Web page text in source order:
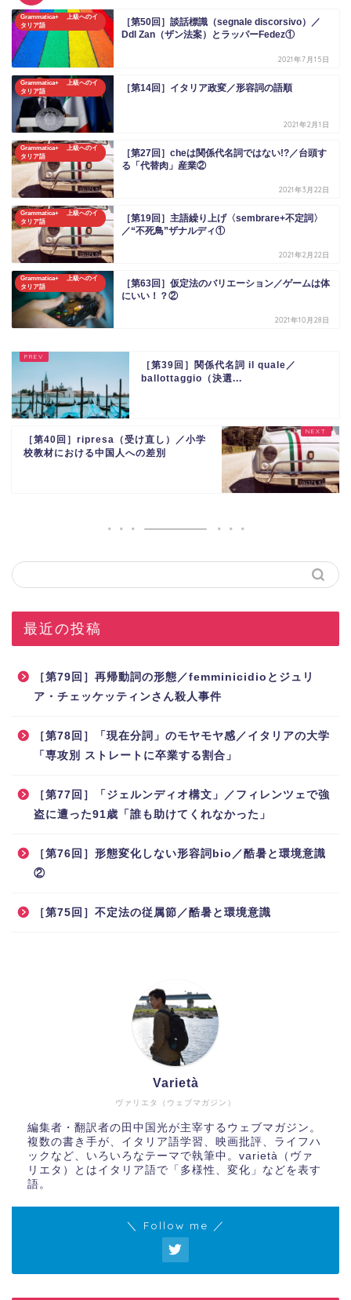
Grammatica+ 上級へのイ
タリア語
［第50回］談話標識（segnale discorsivo）／
Ddl Zan（ザン法案）とラッパーFedez①
2021年7月15日
Grammatica+ 上級へのイ
タリア語
［第14回］イタリア政変／形容詞の語順
2021年2月1日
Grammatica+ 上級へのイ
タリア語
［第27回］cheは関係代名詞ではない!?／台頭す
る「代替肉」産業②
2021年3月22日
Grammatica+ 上級へのイ
タリア語
［第19回］主語繰り上げ〈sembrare+不定詞〉
／“不死鳥”ザナルディ①
2021年2月22日
Grammatica+ 上級へのイ
タリア語
［第63回］仮定法のバリエーション／ゲームは体
にいい！？②
2021年10月28日
［第39回］関係代名詞 il quale／
ballottaggio（決選...
［第40回］ripresa（受け直し）／小学
校教材における中国人への差別
最近の投稿
［第79回］再帰動詞の形態／femminicidioとジュリ
ア・チェッケッティンさん殺人事件
［第78回］「現在分詞」のモヤモヤ感／イタリアの大学
「専攻別 ストレートに卒業する割合」
［第77回］「ジェルンディオ構文」／フィレンツェで強
盗に遭った91歳「誰も助けてくれなかった」
［第76回］形態変化しない形容詞bio／酷暑と環境意識
②
［第75回］不定法の従属節／酷暑と環境意識
ヴァリエタ（ウェブマガジン）
Varietà
編集者・翻訳者の田中国光が主宰するウェブマガジン。
複数の書き手が、イタリア語学習、映画批評、ライフハ
ックなど、いろいろなテーマで執筆中。varietà（ヴァ
リエタ）とはイタリア語で「多様性、変化」などを表す
語。
＼ Follow me ／